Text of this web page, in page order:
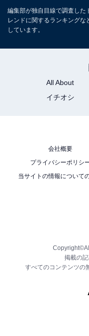
編集部が独自目線で調査した
レンドに関するランキング
しています。
All About
イチオシ
会社概要
プライバシーポリシ
当サイトの情報について
掲載の
すべてのコンテンツの